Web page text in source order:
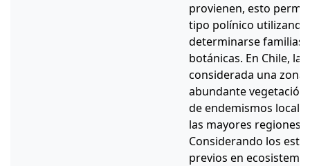
provienen, esto
tipo polínico
determinarse
botánicas. En Chile, la
considerada una
abundante
de endemismos
las mayores regiones
Considerando los
previos en